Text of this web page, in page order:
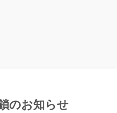
のお知らせ